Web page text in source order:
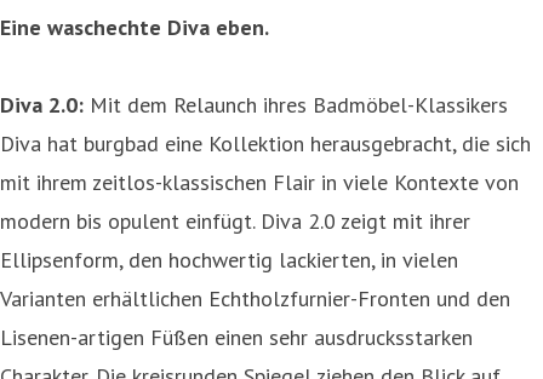
Eine waschechte Diva eben.
Diva 2.0: Mit dem Relaunch ihres Badmöbel-Klassikers
Diva hat burgbad eine Kollektion herausgebracht, die sich
mit ihrem zeitlos-klassischen Flair in viele Kontexte von
modern bis opulent einfügt. Diva 2.0 zeigt mit ihrer
Ellipsenform, den hochwertig lackierten, in vielen
Varianten erhältlichen Echtholzfurnier-Fronten und den
Lisenen-artigen Füßen einen sehr ausdrucksstarken